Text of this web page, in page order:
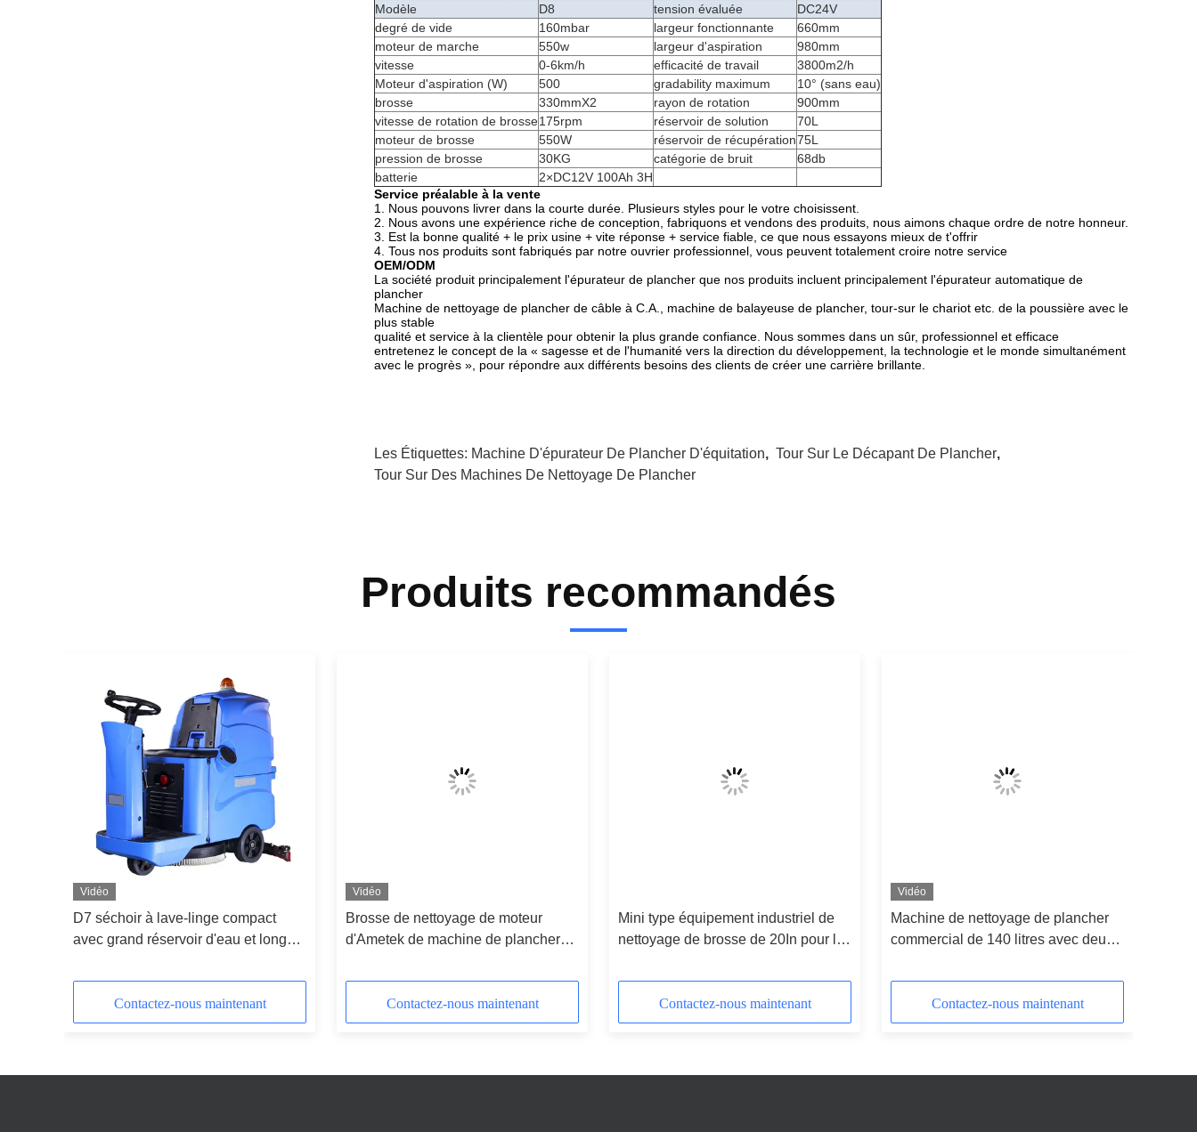
Modèle
D8 tension évaluée
DC24V
degré de vide
160mbar largeur fonctionnante
660mm
moteur de marche
550w largeur d'aspiration
980mm
vitesse
0-6km/h efficacité de travail
3800m2/h
Moteur d'aspiration (W)
500 gradability maximum
10° (sans eau)
brosse
330mmX2 rayon de rotation
900mm
vitesse de rotation de brosse175rpm réservoir de solution
70L
moteur de brosse
550W réservoir de récupération75L
pression de brosse
30KG catégorie de bruit
68db
batterie
2×DC12V 100Ah 3H
Service préalable à la vente
1. Nous pouvons livrer dans la courte durée. Plusieurs styles pour le votre choisissent.
2. Nous avons une expérience riche de conception, fabriquons et vendons des produits, nous aimons chaque ordre de notre honneur.
3. Est la bonne qualité + le prix usine + vite réponse + service fiable, ce que nous essayons mieux de t'offrir
4. Tous nos produits sont fabriqués par notre ouvrier professionnel, vous peuvent totalement croire notre service
OEM/ODM
La société produit principalement l'épurateur de plancher que nos produits incluent principalement l'épurateur automatique de
plancher
Machine de nettoyage de plancher de câble à C.A., machine de balayeuse de plancher, tour-sur le chariot etc. de la poussière avec le
plus stable
qualité et service à la clientèle pour obtenir la plus grande confiance. Nous sommes dans un sûr, professionnel et efficace
entretenez le concept de la « sagesse et de l'humanité vers la direction du développement, la technologie et le monde simultanément
avec le progrès », pour répondre aux différents besoins des clients de créer une carrière brillante.
Les Étiquettes: Machine D'épurateur De Plancher D'équitation, Tour Sur Le Décapant De Plancher,
Tour Sur Des Machines De Nettoyage De Plancher
Produits recommandés
Vidéo
D7 séchoir à lave-linge compact
avec grand réservoir d'eau et longue
Contactez-nous maintenant
Vidéo
Brosse de nettoyage de moteur
d'Ametek de machine de plancher
Contactez-nous maintenant
Mini type équipement industriel de
nettoyage de brosse de 20In pour le
Contactez-nous maintenant
Vidéo
Machine de nettoyage de plancher
commercial de 140 litres avec deux
Contactez-nous maintenant